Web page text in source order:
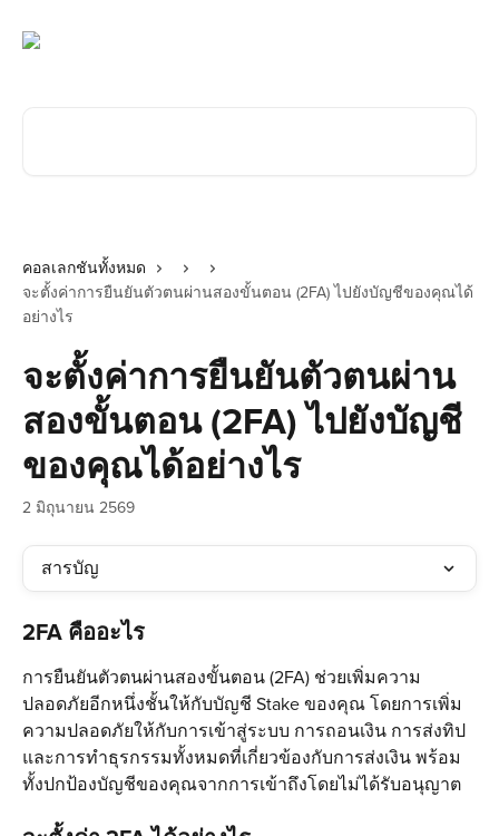
คอลเลกชันทั้งหมด
จะตั้งค่าการยืนยันตัวตนผ่านสองขั้นตอน (2FA) ไปยังบัญชีของคุณได้
อย่างไร
จะตั้งค่าการยืนยันตัวตนผ่าน
สองขั้นตอน (2FA) ไปยังบัญชี
ของคุณได้อย่างไร
2 มิถุนายน 2569
สารบัญ
2FA คืออะไร
การยืนยันตัวตนผ่านสองขั้นตอน (2FA) ช่วยเพิ่มความ
ปลอดภัยอีกหนึ่งชั้นให้กับบัญชี Stake ของคุณ โดยการเพิ่ม
ความปลอดภัยให้กับการเข้าสู่ระบบ การถอนเงิน การส่งทิป
และการทำธุรกรรมทั้งหมดที่เกี่ยวข้องกับการส่งเงิน พร้อม
ทั้งปกป้องบัญชีของคุณจากการเข้าถึงโดยไม่ได้รับอนุญาต